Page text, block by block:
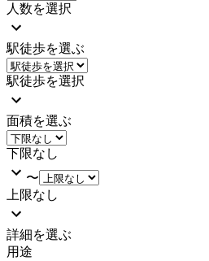
人数を選択
駅徒歩を選ぶ
駅徒歩を選択
面積を選ぶ
下限なし
〜
上限なし
詳細を選ぶ
用途